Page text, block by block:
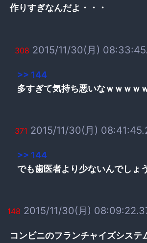
作りすぎなんだよ・・・
308 2015/11/30(月)
>> 144
多すぎて気持ち悪いなｗｗｗｗ
371 2015/11/30(月)
>> 144
でも歯医者より少ないんでしょう
148 2015/11/30(月)
コンビニのフランチャイズシステ